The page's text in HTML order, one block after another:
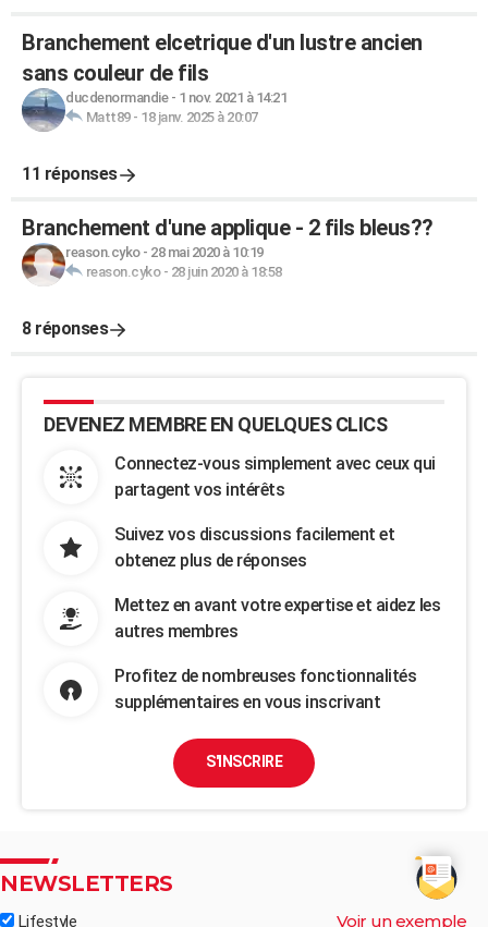
Branchement elcetrique d'un lustre ancien
sans couleur de fils
ducdenormandie- 1 nov. 2021 à 14:21
Matt89- 18 janv. 2025 à 20:07
11 réponses
Branchement d'une applique - 2 fils bleus??
reason.cyko- 28 mai 2020 à 10:19
reason.cyko- 28 juin 2020 à 18:58
8 réponses
DEVENEZ MEMBRE EN QUELQUES CLICS
Connectez-vous simplement avec ceux qui
partagent vos intérêts
Suivez vos discussions facilement et
obtenez plus de réponses
Mettez en avant votre expertise et aidez les
autres membres
Profitez de nombreuses fonctionnalités
supplémentaires en vous inscrivant
S'INSCRIRE
NEWSLETTERS
Lifestyle Voir un exemple